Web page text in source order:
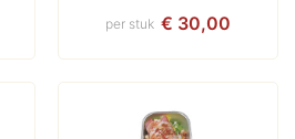
voor 4-6 personen
€ 30,00
per stuk